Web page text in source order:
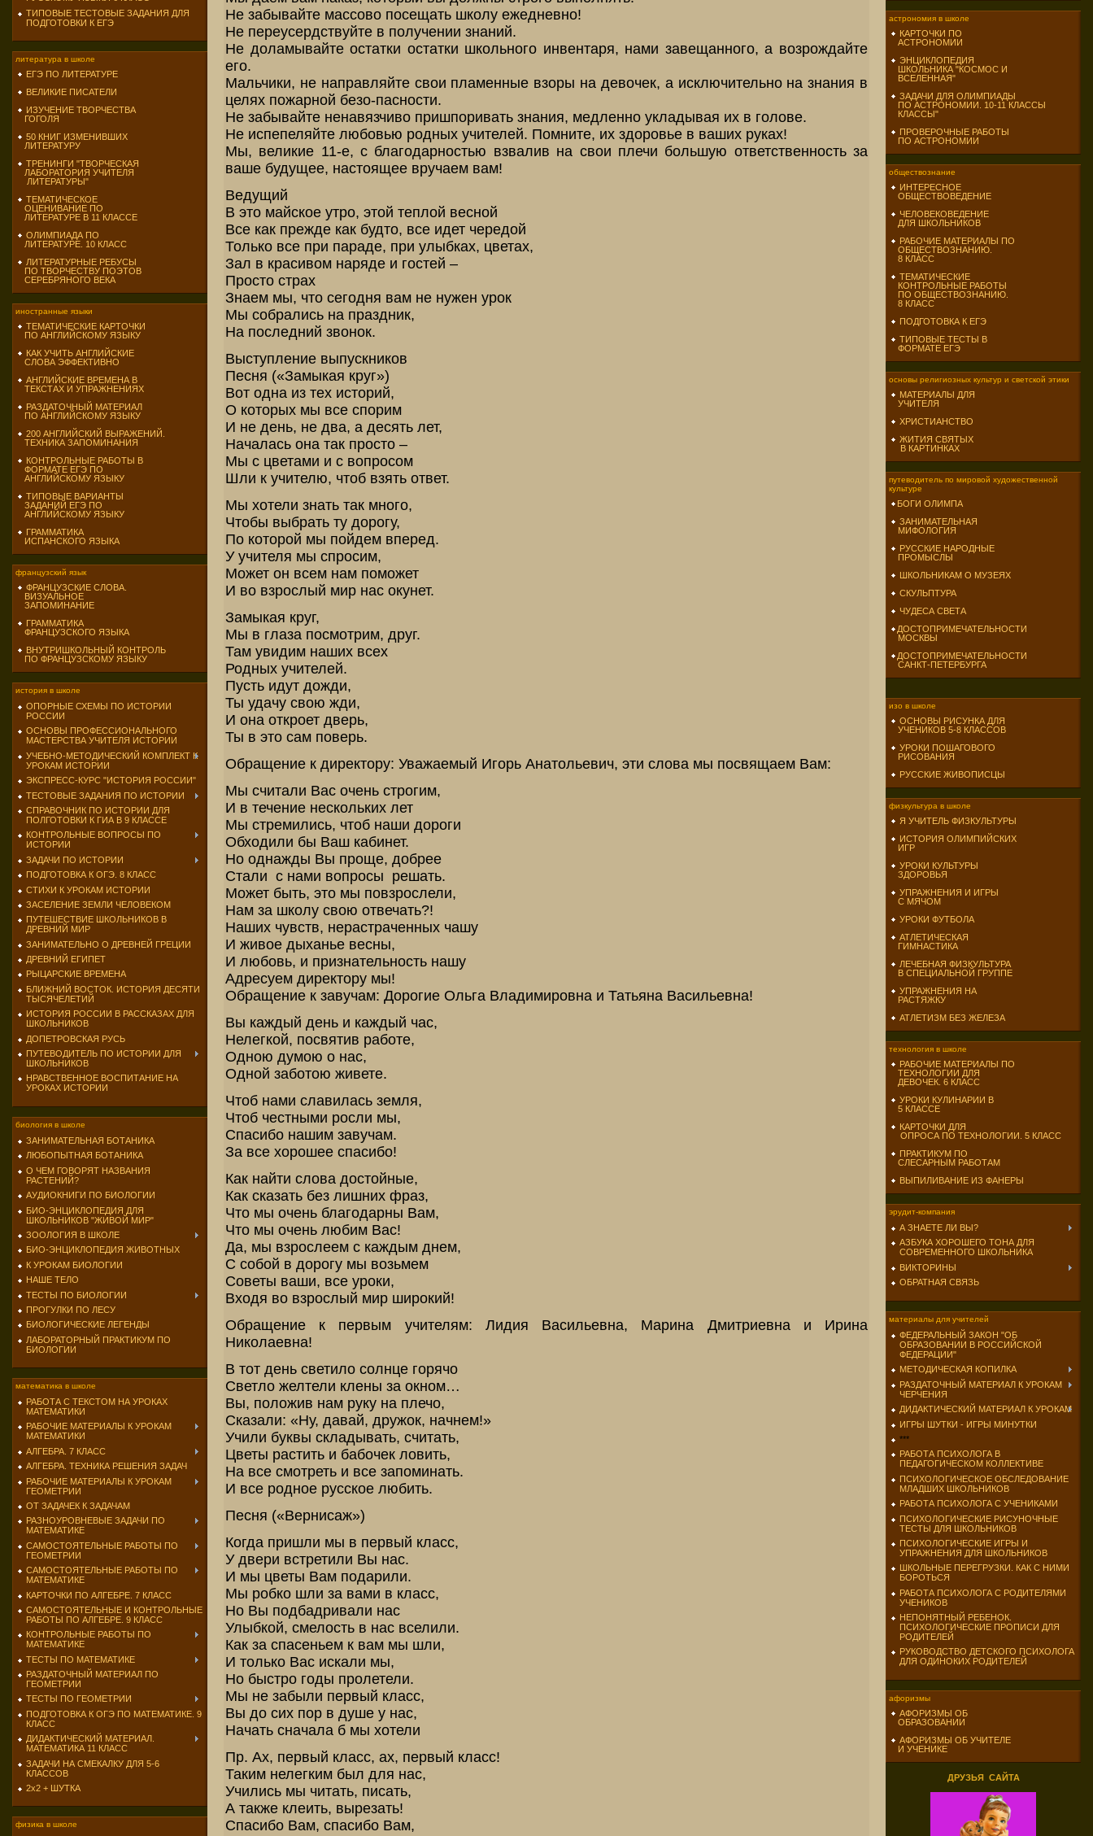
ТИПОВЫЕ ТЕСТОВЫЕ ЗАДАНИЯ ДЛЯ
ПОДГОТОВКИ К ЕГЭ
литература в школе
ЕГЭ ПО ЛИТЕРАТУРЕ
ВЕЛИКИЕ ПИСАТЕЛИ
ИЗУЧЕНИЕ ТВОРЧЕСТВА
ГОГОЛЯ
50 КНИГ ИЗМЕНИВШИХ
ЛИТЕРАТУРУ
ТРЕНИНГИ "ТВОРЧЕСКАЯ
ЛАБОРАТОРИЯ УЧИТЕЛЯ
ЛИТЕРАТУРЫ"
ТЕМАТИЧЕСКОЕ
ОЦЕНИВАНИЕ ПО
ЛИТЕРАТУРЕ В 11 КЛАССЕ
ОЛИМПИАДА ПО
ЛИТЕРАТУРЕ. 10 КЛАСС
ЛИТЕРАТУРНЫЕ РЕБУСЫ
ПО ТВОРЧЕСТВУ ПОЭТОВ
СЕРЕБРЯНОГО ВЕКА
иностранные языки
ТЕМАТИЧЕСКИЕ КАРТОЧКИ
ПО АНГЛИЙСКОМУ ЯЗЫКУ
КАК УЧИТЬ АНГЛИЙСКИЕ
СЛОВА ЭФФЕКТИВНО
АНГЛИЙСКИЕ ВРЕМЕНА В
ТЕКСТАХ И УПРАЖНЕНИЯХ
РАЗДАТОЧНЫЙ МАТЕРИАЛ
ПО АНГЛИЙСКОМУ ЯЗЫКУ
200 АНГЛИЙСКИЙ ВЫРАЖЕНИЙ.
ТЕХНИКА ЗАПОМИНАНИЯ
КОНТРОЛЬНЫЕ РАБОТЫ В
ФОРМАТЕ ЕГЭ ПО
АНГЛИЙСКОМУ ЯЗЫКУ
ТИПОВЫЕ ВАРИАНТЫ
ЗАДАНИЙ ЕГЭ ПО
АНГЛИЙСКОМУ ЯЗЫКУ
ГРАММАТИКА
ИСПАНСКОГО ЯЗЫКА
французский язык
ФРАНЦУЗСКИЕ СЛОВА.
ВИЗУАЛЬНОЕ
ЗАПОМИНАНИЕ
ГРАММАТИКА
ФРАНЦУЗСКОГО ЯЗЫКА
ВНУТРИШКОЛЬНЫЙ КОНТРОЛЬ
ПО ФРАНЦУЗСКОМУ ЯЗЫКУ
история в школе
ОПОРНЫЕ СХЕМЫ ПО ИСТОРИИ
РОССИИ
ОСНОВЫ ПРОФЕССИОНАЛЬНОГО
МАСТЕРСТВА УЧИТЕЛЯ ИСТОРИИ
УЧЕБНО-МЕТОДИЧЕСКИЙ КОМПЛЕКТ К
УРОКАМ ИСТОРИИ
ЭКСПРЕСС-КУРС "ИСТОРИЯ РОССИИ"
ТЕСТОВЫЕ ЗАДАНИЯ ПО ИСТОРИИ
СПРАВОЧНИК ПО ИСТОРИИ ДЛЯ
ПОЛГОТОВКИ К ГИА В 9 КЛАССЕ
КОНТРОЛЬНЫЕ ВОПРОСЫ ПО
ИСТОРИИ
ЗАДАЧИ ПО ИСТОРИИ
ПОДГОТОВКА К ОГЭ. 8 КЛАСС
СТИХИ К УРОКАМ ИСТОРИИ
ЗАСЕЛЕНИЕ ЗЕМЛИ ЧЕЛОВЕКОМ
ПУТЕШЕСТВИЕ ШКОЛЬНИКОВ В
ДРЕВНИЙ МИР
ЗАНИМАТЕЛЬНО О ДРЕВНЕЙ ГРЕЦИИ
ДРЕВНИЙ ЕГИПЕТ
РЫЦАРСКИЕ ВРЕМЕНА
БЛИЖНИЙ ВОСТОК. ИСТОРИЯ ДЕСЯТИ
ТЫСЯЧЕЛЕТИЙ
ИСТОРИЯ РОССИИ В РАССКАЗАХ ДЛЯ
ШКОЛЬНИКОВ
ДОПЕТРОВСКАЯ РУСЬ
ПУТЕВОДИТЕЛЬ ПО ИСТОРИИ ДЛЯ
ШКОЛЬНИКОВ
НРАВСТВЕННОЕ ВОСПИТАНИЕ НА
УРОКАХ ИСТОРИИ
биология в школе
ЗАНИМАТЕЛЬНАЯ БОТАНИКА
ЛЮБОПЫТНАЯ БОТАНИКА
О ЧЕМ ГОВОРЯТ НАЗВАНИЯ
РАСТЕНИЙ?
АУДИОКНИГИ ПО БИОЛОГИИ
БИО-ЭНЦИКЛОПЕДИЯ ДЛЯ
ШКОЛЬНИКОВ "ЖИВОЙ МИР"
ЗООЛОГИЯ В ШКОЛЕ
БИО-ЭНЦИКЛОПЕДИЯ ЖИВОТНЫХ
К УРОКАМ БИОЛОГИИ
НАШЕ ТЕЛО
ТЕСТЫ ПО БИОЛОГИИ
ПРОГУЛКИ ПО ЛЕСУ
БИОЛОГИЧЕСКИЕ ЛЕГЕНДЫ
ЛАБОРАТОРНЫЙ ПРАКТИКУМ ПО
БИОЛОГИИ
математика в школе
РАБОТА С ТЕКСТОМ НА УРОКАХ
МАТЕМАТИКИ
РАБОЧИЕ МАТЕРИАЛЫ К УРОКАМ
МАТЕМАТИКИ
АЛГЕБРА. 7 КЛАСС
АЛГЕБРА. ТЕХНИКА РЕШЕНИЯ ЗАДАЧ
РАБОЧИЕ МАТЕРИАЛЫ К УРОКАМ
ГЕОМЕТРИИ
ОТ ЗАДАЧЕК К ЗАДАЧАМ
РАЗНОУРОВНЕВЫЕ ЗАДАЧИ ПО
МАТЕМАТИКЕ
САМОСТОЯТЕЛЬНЫЕ РАБОТЫ ПО
ГЕОМЕТРИИ
САМОСТОЯТЕЛЬНЫЕ РАБОТЫ ПО
МАТЕМАТИКЕ
КАРТОЧКИ ПО АЛГЕБРЕ. 7 КЛАСС
САМОСТОЯТЕЛЬНЫЕ И КОНТРОЛЬНЫЕ
РАБОТЫ ПО АЛГЕБРЕ. 9 КЛАСС
КОНТРОЛЬНЫЕ РАБОТЫ ПО
МАТЕМАТИКЕ
ТЕСТЫ ПО МАТЕМАТИКЕ
РАЗДАТОЧНЫЙ МАТЕРИАЛ ПО
ГЕОМЕТРИИ
ТЕСТЫ ПО ГЕОМЕТРИИ
ПОДГОТОВКА К ОГЭ ПО МАТЕМАТИКЕ. 9
КЛАСС
ДИДАКТИЧЕСКИЙ МАТЕРИАЛ.
МАТЕМАТИКА 11 КЛАСС
ЗАДАЧИ НА СМЕКАЛКУ ДЛЯ 5-6
КЛАССОВ
2х2 + ШУТКА
физика в школе
Не забывайте массово посещать школу ежедневно!
Не переусердствуйте в получении знаний.
Не доламывайте остатки остатки школьного инвентаря, нами завещанного, а возрождайте
его.
Мальчики, не направляйте свои пламенные взоры на девочек, а исключительно на знания в
целях пожарной безо-пасности.
Не забывайте ненавязчиво пришпоривать знания, медленно укладывая их в голове.
Не испепеляйте любовью родных учителей. Помните, их здоровье в ваших руках!
Мы, великие 11-е, с благодарностью взвалив на свои плечи большую ответственность за
ваше будущее, настоящее вручаем вам!
Ведущий
В это майское утро, этой теплой весной
Все как прежде как будто, все идет чередой
Только все при параде, при улыбках, цветах,
Зал в красивом наряде и гостей –
Просто страх
Знаем мы, что сегодня вам не нужен урок
Мы собрались на праздник,
На последний звонок.
Выступление выпускников
Песня («Замыкая круг»)
Вот одна из тех историй,
О которых мы все спорим
И не день, не два, а десять лет,
Началась она так просто –
Мы с цветами и с вопросом
Шли к учителю, чтоб взять ответ.
Мы хотели знать так много,
Чтобы выбрать ту дорогу,
По которой мы пойдем вперед.
У учителя мы спросим,
Может он всем нам поможет
И во взрослый мир нас окунет.
Замыкая круг,
Мы в глаза посмотрим, друг.
Там увидим наших всех
Родных учителей.
Пусть идут дожди,
Ты удачу свою жди,
И она откроет дверь,
Ты в это сам поверь.
Обращение к директору: Уважаемый Игорь Анатольевич, эти слова мы посвящаем Вам:
Мы считали Вас очень строгим,
И в течение нескольких лет
Мы стремились, чтоб наши дороги
Обходили бы Ваш кабинет.
Но однажды Вы проще, добрее
Стали с нами вопросы решать.
Может быть, это мы повзрослели,
Нам за школу свою отвечать?!
Наших чувств, нерастраченных чашу
И живое дыханье весны,
И любовь, и признательность нашу
Адресуем директору мы!
Обращение к завучам: Дорогие Ольга Владимировна и Татьяна Васильевна!
Вы каждый день и каждый час,
Нелегкой, посвятив работе,
Одною думою о нас,
Одной заботою живете.
Чтоб нами славилась земля,
Чтоб честными росли мы,
Спасибо нашим завучам.
За все хорошее спасибо!
Как найти слова достойные,
Как сказать без лишних фраз,
Что мы очень благодарны Вам,
Что мы очень любим Вас!
Да, мы взрослеем с каждым днем,
С собой в дорогу мы возьмем
Советы ваши, все уроки,
Входя во взрослый мир широкий!
Обращение к первым учителям: Лидия Васильевна, Марина Дмитриевна и Ирина
Николаевна!
В тот день светило солнце горячо
Светло желтели клены за окном…
Вы, положив нам руку на плечо,
Сказали: «Ну, давай, дружок, начнем!»
Учили буквы складывать, считать,
Цветы растить и бабочек ловить,
На все смотреть и все запоминать.
И все родное русское любить.
Песня («Вернисаж»)
Когда пришли мы в первый класс,
У двери встретили Вы нас.
И мы цветы Вам подарили.
Мы робко шли за вами в класс,
Но Вы подбадривали нас
Улыбкой, смелость в нас вселили.
Как за спасеньем к вам мы шли,
И только Вас искали мы,
Но быстро годы пролетели.
Мы не забыли первый класс,
Вы до сих пор в душе у нас,
Начать сначала б мы хотели
Пр. Ах, первый класс, ах, первый класс!
Таким нелегким был для нас,
Учились мы читать, писать,
А также клеить, вырезать!
Спасибо Вам, спасибо Вам,
астрономия в школе
КАРТОЧКИ ПО
АСТРОНОМИИ
ЭНЦИКЛОПЕДИЯ
ШКОЛЬНИКА "КОСМОС И
ВСЕЛЕННАЯ"
ЗАДАЧИ ДЛЯ ОЛИМПИАДЫ
ПО АСТРОНОМИИ. 10-11 КЛАССЫ
КЛАССЫ"
ПРОВЕРОЧНЫЕ РАБОТЫ
ПО АСТРОНОМИИ
обществознание
ИНТЕРЕСНОЕ
ОБЩЕСТВОВЕДЕНИЕ
ЧЕЛОВЕКОВЕДЕНИЕ
ДЛЯ ШКОЛЬНИКОВ
РАБОЧИЕ МАТЕРИАЛЫ ПО
ОБЩЕСТВОЗНАНИЮ.
8 КЛАСС
ТЕМАТИЧЕСКИЕ
КОНТРОЛЬНЫЕ РАБОТЫ
ПО ОБЩЕСТВОЗНАНИЮ.
8 КЛАСС
ПОДГОТОВКА К ЕГЭ
ТИПОВЫЕ ТЕСТЫ В
ФОРМАТЕ ЕГЭ
основы религиозных культур и светской этики
МАТЕРИАЛЫ ДЛЯ
УЧИТЕЛЯ
ХРИСТИАНСТВО
ЖИТИЯ СВЯТЫХ
В КАРТИНКАХ
путеводитель по мировой художественной
культуре
БОГИ ОЛИМПА
ЗАНИМАТЕЛЬНАЯ
МИФОЛОГИЯ
РУССКИЕ НАРОДНЫЕ
ПРОМЫСЛЫ
ШКОЛЬНИКАМ О МУЗЕЯХ
СКУЛЬПТУРА
ЧУДЕСА СВЕТА
ДОСТОПРИМЕЧАТЕЛЬНОСТИ
МОСКВЫ
ДОСТОПРИМЕЧАТЕЛЬНОСТИ
САНКТ-ПЕТЕРБУРГА
изо в школе
ОСНОВЫ РИСУНКА ДЛЯ
УЧЕНИКОВ 5-8 КЛАССОВ
УРОКИ ПОШАГОВОГО
РИСОВАНИЯ
РУССКИЕ ЖИВОПИСЦЫ
физкультура в школе
Я УЧИТЕЛЬ ФИЗКУЛЬТУРЫ
ИСТОРИЯ ОЛИМПИЙСКИХ
ИГР
УРОКИ КУЛЬТУРЫ
ЗДОРОВЬЯ
УПРАЖНЕНИЯ И ИГРЫ
С МЯЧОМ
УРОКИ ФУТБОЛА
АТЛЕТИЧЕСКАЯ
ГИМНАСТИКА
ЛЕЧЕБНАЯ ФИЗКУЛЬТУРА
В СПЕЦИАЛЬНОЙ ГРУППЕ
УПРАЖНЕНИЯ НА
РАСТЯЖКУ
АТЛЕТИЗМ БЕЗ ЖЕЛЕЗА
технология в школе
РАБОЧИЕ МАТЕРИАЛЫ ПО
ТЕХНОЛОГИИ ДЛЯ
ДЕВОЧЕК. 6 КЛАСС
УРОКИ КУЛИНАРИИ В
5 КЛАССЕ
КАРТОЧКИ ДЛЯ
ОПРОСА ПО ТЕХНОЛОГИИ. 5 КЛАСС
ПРАКТИКУМ ПО
СЛЕСАРНЫМ РАБОТАМ
ВЫПИЛИВАНИЕ ИЗ ФАНЕРЫ
эрудит-компания
А ЗНАЕТЕ ЛИ ВЫ?
АЗБУКА ХОРОШЕГО ТОНА ДЛЯ
СОВРЕМЕННОГО ШКОЛЬНИКА
ВИКТОРИНЫ
ОБРАТНАЯ СВЯЗЬ
материалы для учителей
ФЕДЕРАЛЬНЫЙ ЗАКОН "ОБ
ОБРАЗОВАНИИ В РОССИЙСКОЙ
ФЕДЕРАЦИИ"
МЕТОДИЧЕСКАЯ КОПИЛКА
РАЗДАТОЧНЫЙ МАТЕРИАЛ К УРОКАМ
ЧЕРЧЕНИЯ
ДИДАКТИЧЕСКИЙ МАТЕРИАЛ К УРОКАМ
ИГРЫ ШУТКИ - ИГРЫ МИНУТКИ
***
РАБОТА ПСИХОЛОГА В
ПЕДАГОГИЧЕСКОМ КОЛЛЕКТИВЕ
ПСИХОЛОГИЧЕСКОЕ ОБСЛЕДОВАНИЕ
МЛАДШИХ ШКОЛЬНИКОВ
РАБОТА ПСИХОЛОГА С УЧЕНИКАМИ
ПСИХОЛОГИЧЕСКИЕ РИСУНОЧНЫЕ
ТЕСТЫ ДЛЯ ШКОЛЬНИКОВ
ПСИХОЛОГИЧЕСКИЕ ИГРЫ И
УПРАЖНЕНИЯ ДЛЯ ШКОЛЬНИКОВ
ШКОЛЬНЫЕ ПЕРЕГРУЗКИ. КАК С НИМИ
БОРОТЬСЯ
РАБОТА ПСИХОЛОГА С РОДИТЕЛЯМИ
УЧЕНИКОВ
НЕПОНЯТНЫЙ РЕБЕНОК.
ПСИХОЛОГИЧЕСКИЕ ПРОПИСИ ДЛЯ
РОДИТЕЛЕЙ
РУКОВОДСТВО ДЕТСКОГО ПСИХОЛОГА
ДЛЯ ОДИНОКИХ РОДИТЕЛЕЙ
афоризмы
АФОРИЗМЫ ОБ
ОБРАЗОВАНИИ
АФОРИЗМЫ ОБ УЧИТЕЛЕ
И УЧЕНИКЕ
ДРУЗЬЯ САЙТА